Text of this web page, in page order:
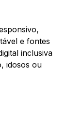
e fontes
inclusiva
idosos ou